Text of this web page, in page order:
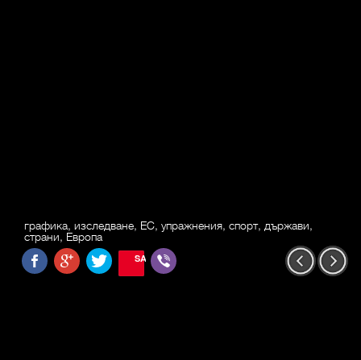
графика, изследване, ЕС, упражнения, спорт, държави,
страни, Европа
SAVE